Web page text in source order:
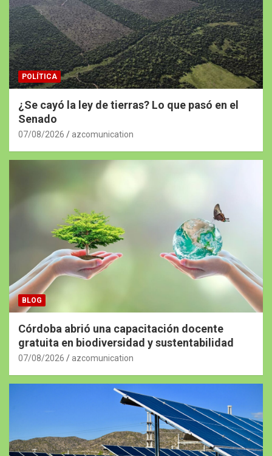
POLÍTICA
¿Se cayó la ley de tierras? Lo que pasó en el
Senado
07/08/2026 azcomunication
BLOG
Córdoba abrió una capacitación docente
gratuita en biodiversidad y sustentabilidad
07/08/2026 azcomunication